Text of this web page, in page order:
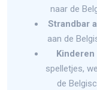
naar de
Strandbar
aan de
Kinderen
spelletjes,
de